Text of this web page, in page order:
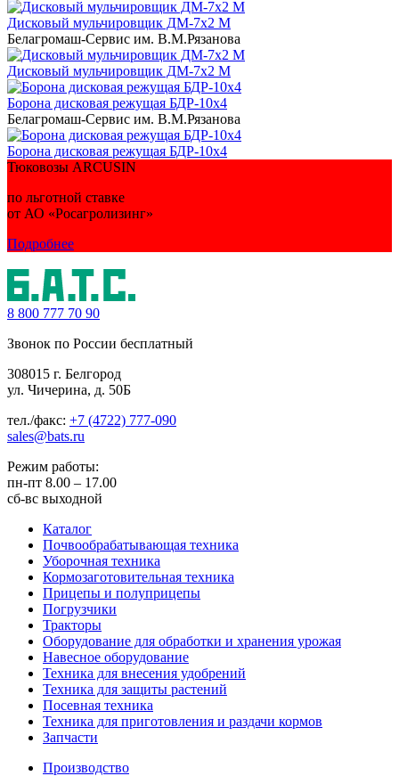
Дисковый мульчировщик ДМ-7х2 М
Белагромаш-Сервис им. В.М.Рязанова
Дисковый мульчировщик ДМ-7х2 М
Борона дисковая режущая БДР-10х4
Белагромаш-Сервис им. В.М.Рязанова
Борона дисковая режущая БДР-10х4
Тюковозы ARCUSIN
по льготной ставке
от АО «Росагролизинг»
Подробнее
8 800 777 70 90
Звонок по России бесплатный
308015 г. Белгород
ул. Чичерина, д. 50Б
тел./факс: +7 (4722) 777-090
sales@bats.ru
Режим работы:
пн-пт 8.00 – 17.00
сб-вс выходной
Каталог
Почвообрабатывающая техника
Уборочная техника
Кормозаготовительная техника
Прицепы и полуприцепы
Погрузчики
Тракторы
Оборудование для обработки и хранения урожая
Навесное оборудование
Техника для внесения удобрений
Техника для защиты растений
Посевная техника
Техника для приготовления и раздачи кормов
Запчасти
Производство